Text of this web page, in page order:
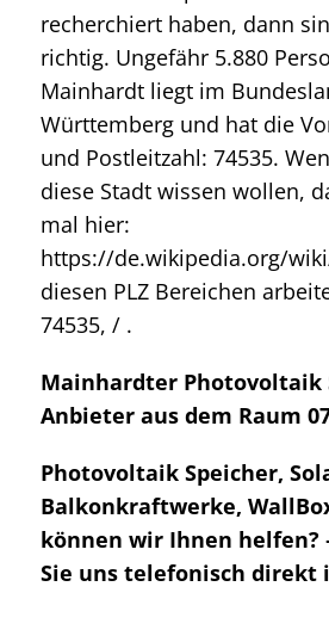
recherchiert haben, dann
richtig. Ungefähr 5.880
Mainhardt liegt im
Württemberg und hat die
und Postleitzahl: 74535.
diese Stadt wissen wollen,
mal hier:
https://de.wikipedia.org/
diesen PLZ Bereichen
74535, / .
Mainhardter Photovoltaik
Anbieter aus dem Raum
Photovoltaik Speicher,
Balkonkraftwerke,
können wir Ihnen helfen?
Sie uns telefonisch direkt